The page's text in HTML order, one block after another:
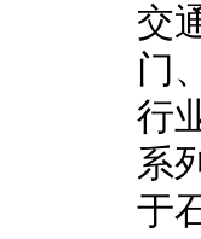
交
门
行
系
于